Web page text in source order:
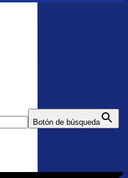
Botón de búsqueda